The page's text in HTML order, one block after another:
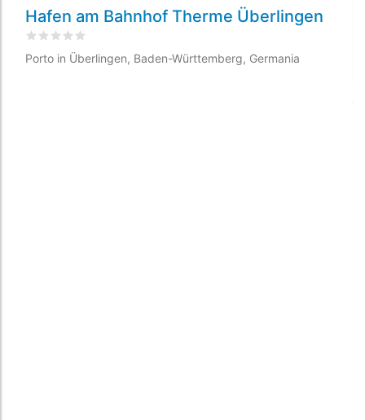
Hafen am Bahnhof Therme Überlingen
Valutato0
Porto in Überlingen, Baden-Württemberg, Germania